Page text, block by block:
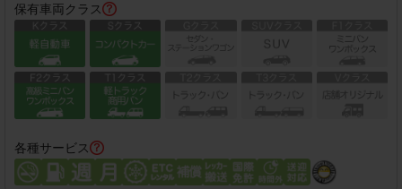
保有車両クラス
各種サービス